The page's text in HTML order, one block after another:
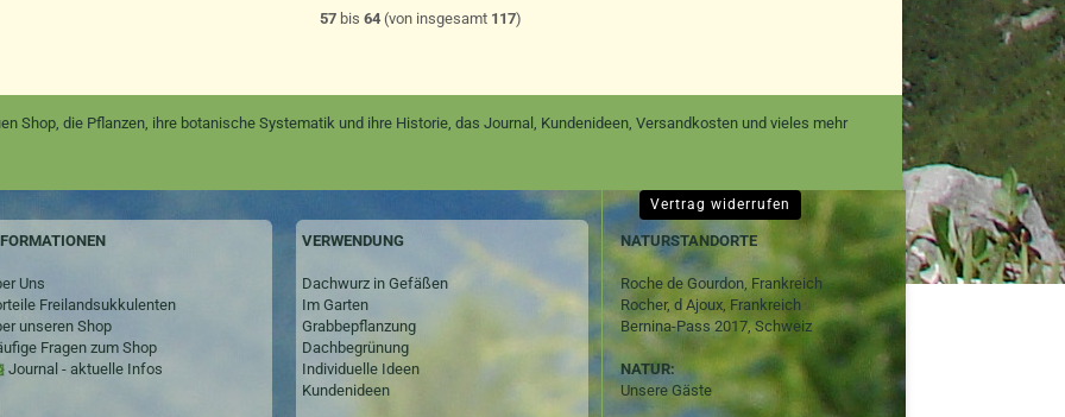
57 bis 64 (von insgesamt 117)
Shop, die Pflanzen, ihre botanische Systematik und ihre Historie, das Journal, Kundenideen, Versandkosten und vieles mehr
Uns
Freilandsukkulenten
unseren Shop
Fragen zum Shop
Journal - aktuelle Infos
VERWENDUNG
Dachwurz in Gefäßen
Im Garten
Grabbepflanzung
Dachbegrünung
Individuelle Ideen
Kundenideen
NATURSTANDORTE
Roche de Gourdon, Frankreich
Rocher, d Ajoux, Frankreich
Bernina-Pass 2017, Schweiz
NATUR:
Unsere Gäste
Vertrag widerrufen